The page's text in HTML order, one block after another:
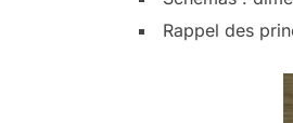
Rappel des